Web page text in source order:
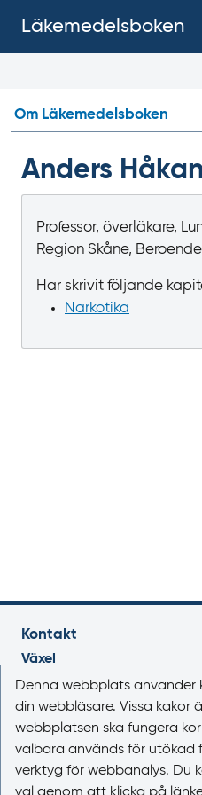
Läkemedelsboken
Anders
Professor, överläkare,
Region Skåne,
Har skrivit följande
Narkotika
Om Läkemedelsboken
Kontakt
Växel
018-17 46 00
Vardagar 08.00-16.30
E-post
Denna webbplats använder
din webbläsare. Vissa kakor
webbplatsen ska fungera
valbara används för utökad
verktyg för webbanalys. Du